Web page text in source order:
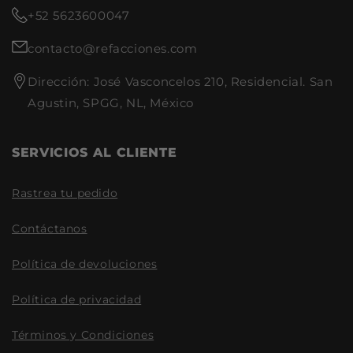
+52 5623600047
contacto@refacciones.com
Dirección: José Vasconcelos 210, Residencial. San
Agustin, SPGG, NL, México
SERVICIOS AL CLIENTE
Rastrea tu pedido
Contáctanos
Política de devoluciones
Política de privacidad
Términos y Condiciones